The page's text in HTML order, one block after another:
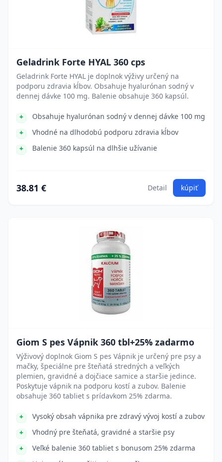
Geladrink Forte HYAL 360 cps
Geladrink Forte HYAL je doplnok výživy určený na
podporu zdravia kĺbov. Obsahuje hyalurónan sodný v
dennej dávke 100 mg. Balenie obsahuje 360 kapsúl.
Obsahuje hyalurónan sodný v dennej dávke 100 mg
Vhodné na dlhodobú podporu zdravia kĺbov
Balenie 360 kapsúl na dlhšie užívanie
38.81 € Detail kúpiť
Giom S pes Vápnik 360 tbl+25% zadarmo
Výživový doplnok Giom S pes Vápnik je určený pre psy a
mačky, špeciálne pre šteňatá stredných a veľkých
plemien, gravidné a dojčiace samice a staršie jedince.
Poskytuje vápnik na podporu kostí a zubov. Balenie
obsahuje 360 tabliet s prídavkom 25% zdarma.
Vysoký obsah vápnika pre zdravý vývoj kostí a zubov
Vhodný pre šteňatá, gravidné a staršie psy
Veľké balenie 360 tabliet s bonusom 25% zdarma